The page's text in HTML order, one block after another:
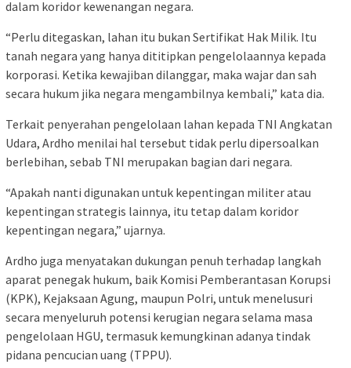
dalam koridor kewenangan negara.
“Perlu ditegaskan, lahan itu bukan Sertifikat Hak Milik. Itu
tanah negara yang hanya dititipkan pengelolaannya kepada
korporasi. Ketika kewajiban dilanggar, maka wajar dan sah
secara hukum jika negara mengambilnya kembali,” kata dia.
Terkait penyerahan pengelolaan lahan kepada TNI Angkatan
Udara, Ardho menilai hal tersebut tidak perlu dipersoalkan
berlebihan, sebab TNI merupakan bagian dari negara.
“Apakah nanti digunakan untuk kepentingan militer atau
kepentingan strategis lainnya, itu tetap dalam koridor
kepentingan negara,” ujarnya.
Ardho juga menyatakan dukungan penuh terhadap langkah
aparat penegak hukum, baik Komisi Pemberantasan Korupsi
(KPK), Kejaksaan Agung, maupun Polri, untuk menelusuri
secara menyeluruh potensi kerugian negara selama masa
pengelolaan HGU, termasuk kemungkinan adanya tindak
pidana pencucian uang (TPPU).